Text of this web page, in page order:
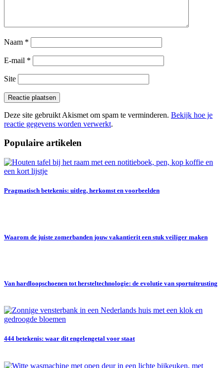
Naam *
E-mail *
Site
Deze site gebruikt Akismet om spam te verminderen. Bekijk hoe je
reactie gegevens worden verwerkt.
Populaire artikelen
Pragmatisch betekenis: uitleg, herkomst en voorbeelden
Waarom de juiste zomerbanden jouw vakantierit een stuk veiliger maken
Van hardloopschoenen tot hersteltechnologie: de evolutie van sportuitrusting
444 betekenis: waar dit engelengetal voor staat